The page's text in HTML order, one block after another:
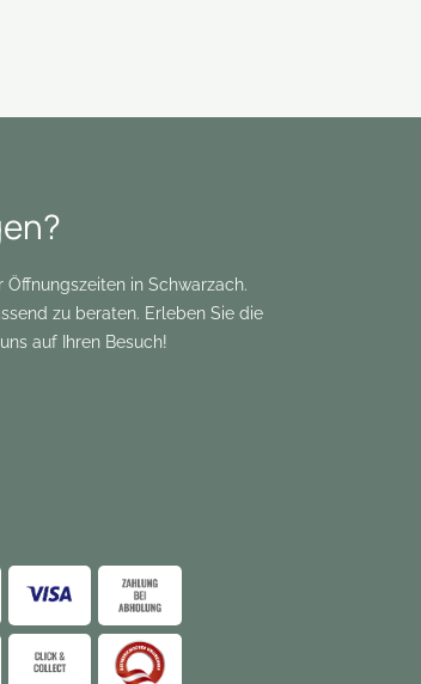
in Schwarzach.
zu beraten. Erleben Sie die
auf Ihren Besuch!